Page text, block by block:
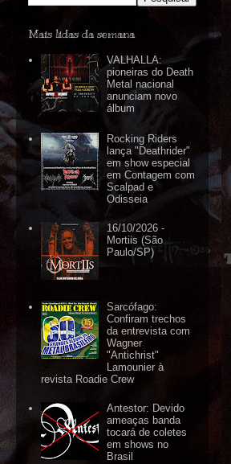
Mais lidas da semana
VALHALLA:
pioneiras do Death
Metal nacional
anunciam novo
álbum
Rocking Riders
lança "Deathrider"
em show especial
em Contagem com
Scalpad e
Odisseia
16/10/2026 -
Mortiis (São
Paulo/SP)
Sarcófago:
Confiram trechos
da entrevista com
Wagner
"Antichrist"
Lamounier à
revista Roadie Crew
Antestor: Devido
ameaças banda
tocará de coletes
em shows no
Brasil